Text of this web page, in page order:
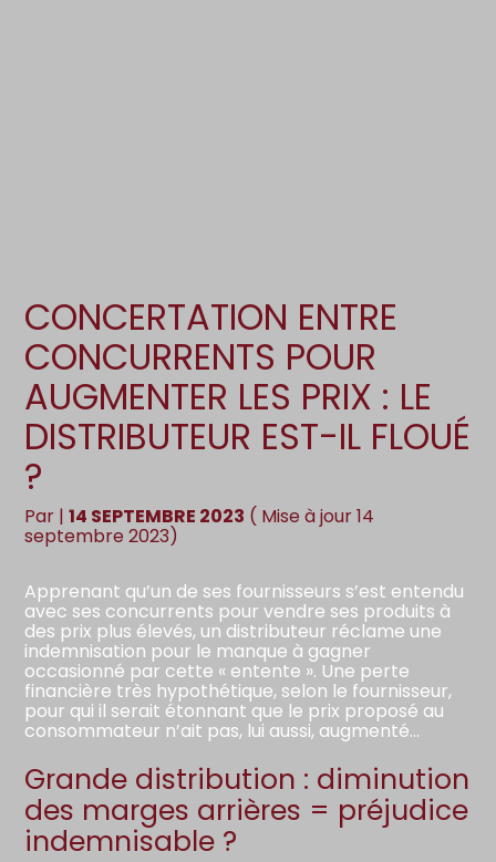
CONCERTATION ENTRE
CONCURRENTS POUR
AUGMENTER LES PRIX : LE
DISTRIBUTEUR EST-IL FLOUÉ
?
Par |14 SEPTEMBRE 2023 ( Mise à jour 14
septembre 2023)
Apprenant qu’un de ses fournisseurs s’est entendu
avec ses concurrents pour vendre ses produits à
des prix plus élevés, un distributeur réclame une
indemnisation pour le manque à gagner
occasionné par cette « entente ». Une perte
financière très hypothétique, selon le fournisseur,
pour qui il serait étonnant que le prix proposé au
consommateur n’ait pas, lui aussi, augmenté…
Grande distribution : diminution
des marges arrières = préjudice
indemnisable ?